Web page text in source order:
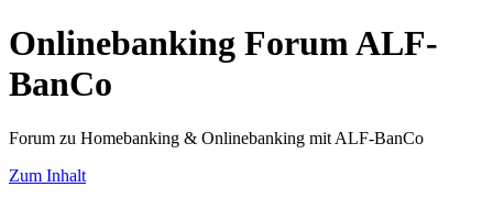
Onlinebanking Forum ALF-
BanCo
Forum zu Homebanking & Onlinebanking mit ALF-BanCo
Zum Inhalt